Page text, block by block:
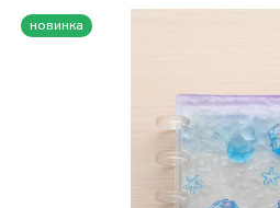
новинка